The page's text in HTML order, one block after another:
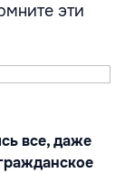
эти
все, даже